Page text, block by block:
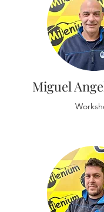
Miguel